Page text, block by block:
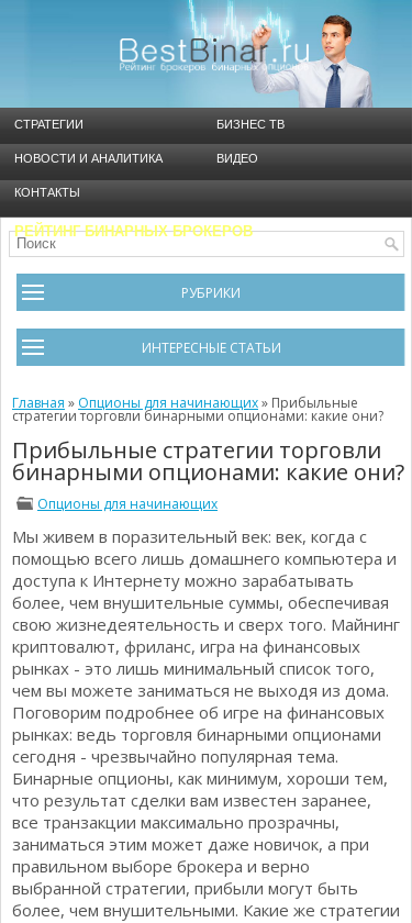
СТРАТЕГИИ БИЗНЕС ТВ
НОВОСТИ И АНАЛИТИКА ВИДЕО
КОНТАКТЫ
РЕЙТИНГ БИНАРНЫХ БРОКЕРОВ
РУБРИКИ
Брокеры
Видео
Инструменты
Новости и Аналитика
Общая информация
Определения
Опционы для начинающих
Стратегии
Торговля Kриптовалютой
ИНТЕРЕСНЫЕ СТАТЬИ
Черный список брокеров
Ошибки в бинарном трейдинге
Психологии трейдинга
Отзывы о бинарных опционах
Стратегии бинарных опционов
Добавить брокера в рейтинг
Главная » Опционы для начинающих» Прибыльные
стратегии торговли бинарными опционами: какие они?
Прибыльные стратегии торговли
бинарными опционами: какие они?
Опционы для начинающих
Мы живем в поразительный век: век, когда с
помощью всего лишь домашнего компьютера и
доступа к Интернету можно зарабатывать
более, чем внушительные суммы, обеспечивая
свою жизнедеятельность и сверх того. Майнинг
криптовалют, фриланс, игра на финансовых
рынках - это лишь минимальный список того,
чем вы можете заниматься не выходя из дома.
Поговорим подробнее об игре на финансовых
рынках: ведь торговля бинарными опционами
сегодня - чрезвычайно популярная тема.
Бинарные опционы, как минимум, хороши тем,
что результат сделки вам известен заранее,
все транзакции максимально прозрачны,
заниматься этим может даже новичок, а при
правильном выборе брокера и верно
выбранной стратегии, прибыли могут быть
более, чем внушительными. Какие же стратегии